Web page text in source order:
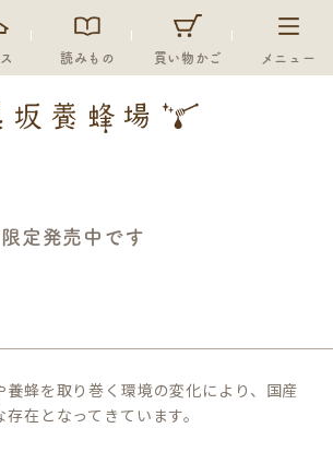
読みもの 買い物かご メニュー
定発売中です
養蜂を取り巻く環境の変化により、国産
在となってきています。